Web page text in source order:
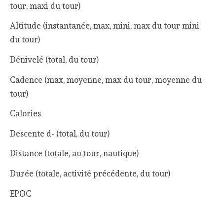
tour, maxi du tour)
Altitude (instantanée, max, mini, max du tour mini
du tour)
Dénivelé (total, du tour)
Cadence (max, moyenne, max du tour, moyenne du
tour)
Calories
Descente d- (total, du tour)
Distance (totale, au tour, nautique)
Durée (totale, activité précédente, du tour)
EPOC